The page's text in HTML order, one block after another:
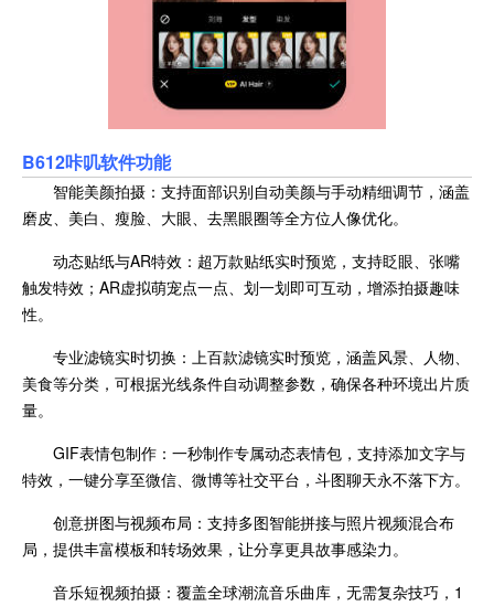
B612咔叽软件功能
智能美颜拍摄：支持面部识别自动美颜与手动精细调节，涵盖
磨皮、美白、瘦脸、大眼、去黑眼圈等全方位人像优化。
动态贴纸与AR特效：超万款贴纸实时预览，支持眨眼、张嘴
触发特效；AR虚拟萌宠点一点、划一划即可互动，增添拍摄趣味
性。
专业滤镜实时切换：上百款滤镜实时预览，涵盖风景、人物、
美食等分类，可根据光线条件自动调整参数，确保各种环境出片质
量。
GIF表情包制作：一秒制作专属动态表情包，支持添加文字与
特效，一键分享至微信、微博等社交平台，斗图聊天永不落下方。
创意拼图与视频布局：支持多图智能拼接与照片视频混合布
局，提供丰富模板和转场效果，让分享更具故事感染力。
音乐短视频拍摄：覆盖全球潮流音乐曲库，无需复杂技巧，1